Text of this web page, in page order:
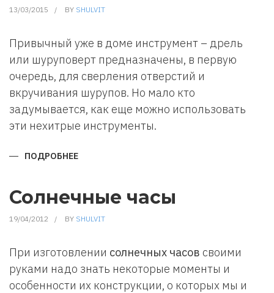
13/03/2015 BY SHULVIT
Привычный уже в доме инструмент – дрель
или шуруповерт предназначены, в первую
очередь, для сверления отверстий и
вкручивания шурупов. Но мало кто
задумывается, как еще можно использовать
эти нехитрые инструменты.
ПОДРОБНЕЕ
Солнечные часы
19/04/2012 BY SHULVIT
При изготовлении солнечных часов своими
руками надо знать некоторые моменты и
особенности их конструкции, о которых мы и